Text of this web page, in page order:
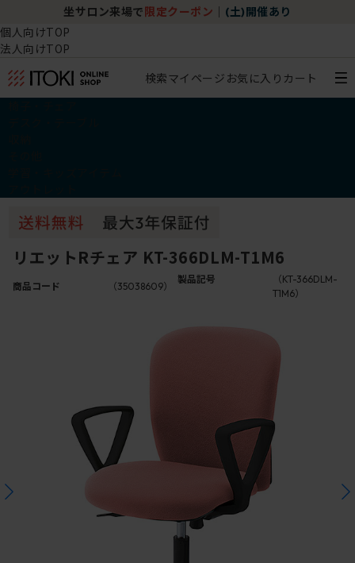
坐サロン来場で 限定クーポン (土)開催あり
個人向けTOP
法人向けTOP
検索マイページ お気に入り カート
リエットRチェア KT-366DLM-T1M6
商品コード （35038609）
製品記号
（KT-366DLM-
T1M6）